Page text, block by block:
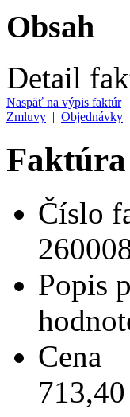
Obsah
Detail
Naspäť na výpis faktúr
Zmluvy | Objednávky
Faktúra
Číslo
Popis
Cena